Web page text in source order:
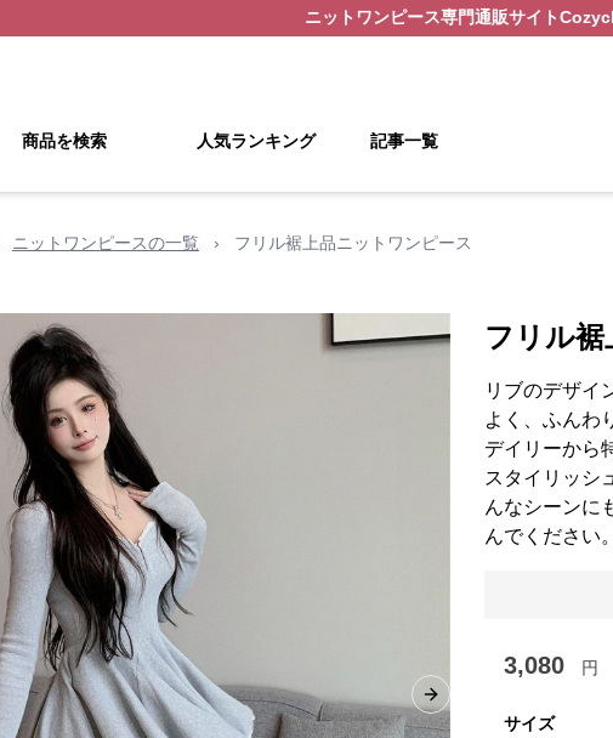
ニットワンピース専門通販サイト
商品を検索 人気ランキング 記事一覧
ニットワンピースの一覧 › フリル裾上品ニットワンピース
Next slide
フリル
リブのデザイ
よく、ふんわ
デイリーから
スタイリッシ
んなシーンに
んでください。
3,080 円
サイズ